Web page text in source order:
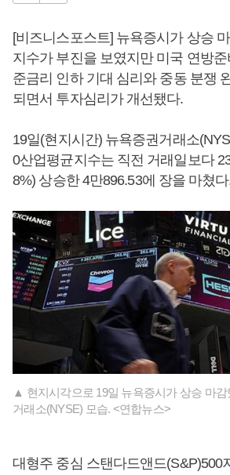
[비즈니스포스트] 뉴욕증시가 상승
지수가 부진을 보였지만 미국 연방준
준금리 인하 기대 심리와 중동 분쟁
되면서 투자심리가 개선됐다.
19일(현지시간) 뉴욕증권거래소
0산업평균지수는 직전 거래일보다
8%) 상승한 4만896.53에 장을 마쳤
▲ 현지시각으로 19일 뉴욕증시가 상승 마
거래소(NYSE) 모습. <연합뉴스>
대형주 중심 스탠다드앤드(S&P)500